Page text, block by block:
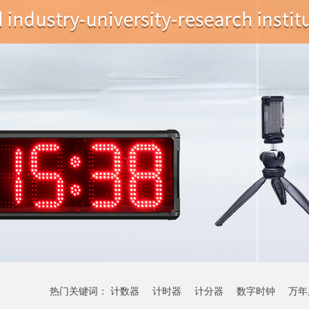
热门关键词： 计数器 计时器 计分器 数字时钟 万